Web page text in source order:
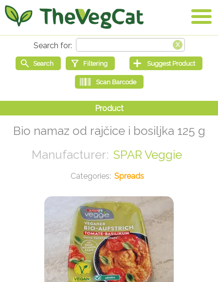
Bio namaz od rajčice i bosiljka 125 g
SPAR Veggie
Spreads